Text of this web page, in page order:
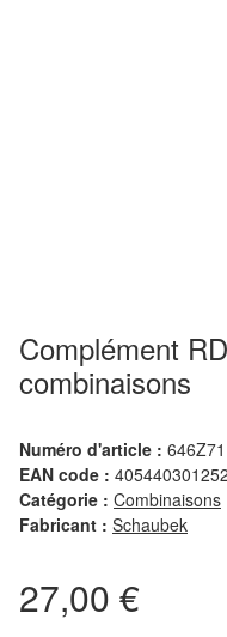
Complément
combinaisons
Numéro d'article :
EAN code :
Catégorie : Combinaisons
Fabricant : Schaubek
27,00 €